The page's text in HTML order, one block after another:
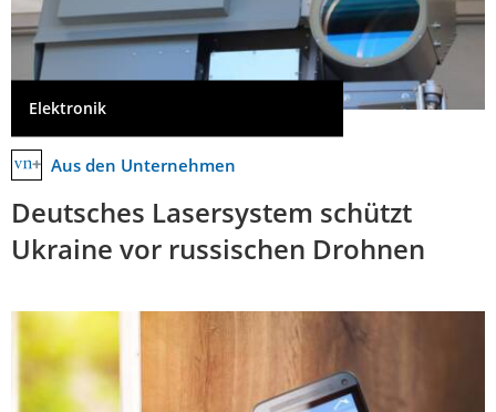
Elektronik
Aus den Unternehmen
Deutsches Lasersystem schützt
Ukraine vor russischen Drohnen